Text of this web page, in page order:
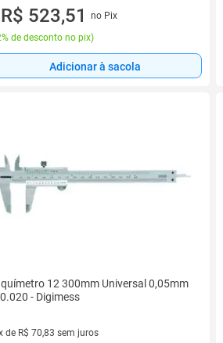
de R$ 74,36 sem juros
R$ 523,51
no Pix
de desconto no pix)
Adicionar à sacola
12 300mm Universal 0,05mm
- Digimess
de R$ 70,83 sem juros